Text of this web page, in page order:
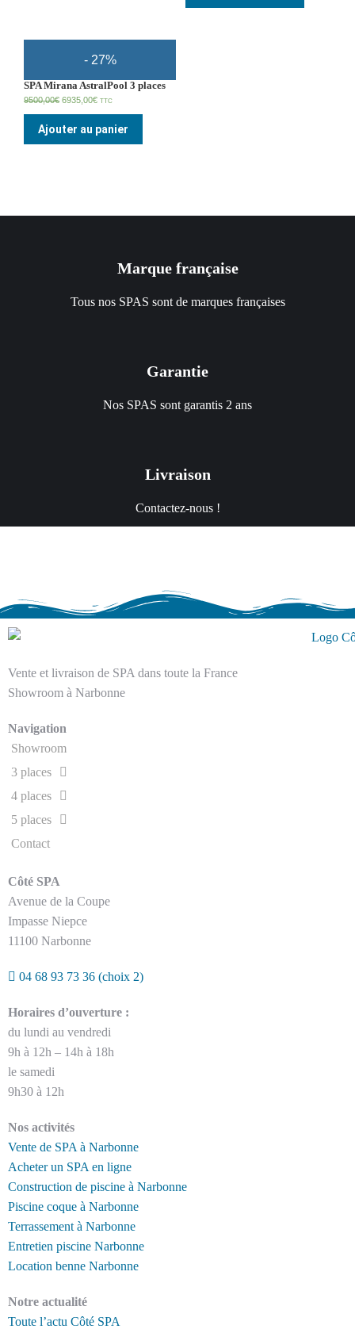
- 27%
SPA Mirana AstralPool 3 places
9500,00€ 6935,00€ TTC
Ajouter au panier
Marque française
Tous nos SPAS sont de marques françaises
Garantie
Nos SPAS sont garantis 2 ans
Livraison
Contactez-nous !
Vente et livraison de SPA dans toute la France
Showroom à Narbonne
Navigation
Showroom
3 places
4 places
5 places
Contact
Côté SPA
Avenue de la Coupe
Impasse Niepce
11100 Narbonne
04 68 93 73 36 (choix 2)
Horaires d’ouverture :
du lundi au vendredi
9h à 12h – 14h à 18h
le samedi
9h30 à 12h
Nos activités
Vente de SPA à Narbonne
Acheter un SPA en ligne
Construction de piscine à Narbonne
Piscine coque à Narbonne
Terrassement à Narbonne
Entretien piscine Narbonne
Location benne Narbonne
Notre actualité
Toute l’actu Côté SPA